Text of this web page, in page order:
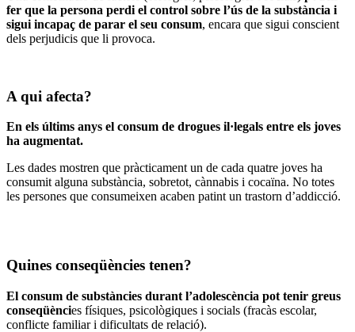
fer que la persona perdi el control sobre l’ús de la substància i
sigui incapaç de parar el seu consum, encara que sigui conscient
dels perjudicis que li provoca.
A qui afecta?
En els últims anys el consum de drogues il·legals entre els joves
ha augmentat.
Les dades mostren que pràcticament un de cada quatre joves ha
consumit alguna substància, sobretot, cànnabis i cocaïna. No totes
les persones que consumeixen acaben patint un trastorn d’addicció.
Quines conseqüències tenen?
El consum de substàncies durant l’adolescència pot tenir greus
conseqüències físiques, psicològiques i socials (fracàs escolar,
conflicte familiar i dificultats de relació).